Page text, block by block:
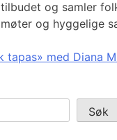
og samler
og hyggelige
tapas» med Diana
Søk